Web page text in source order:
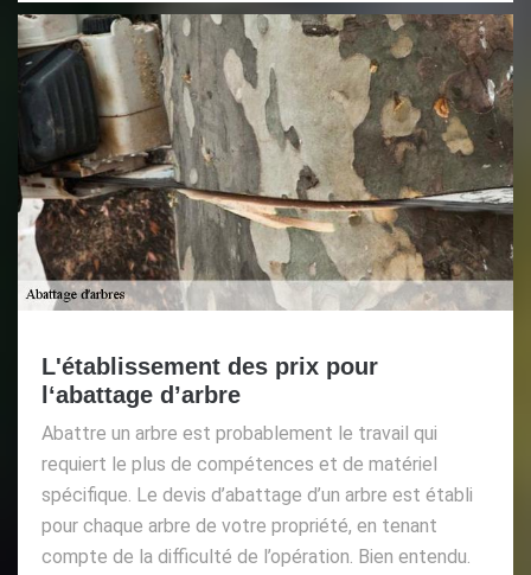
L'établissement des prix pour
l‘abattage d’arbre
Abattre un arbre est probablement le travail qui
requiert le plus de compétences et de matériel
spécifique. Le devis d’abattage d’un arbre est établi
pour chaque arbre de votre propriété, en tenant
compte de la difficulté de l’opération. Bien entendu.